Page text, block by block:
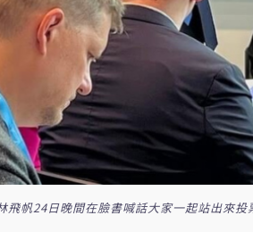
飛帆24日晚間在臉書喊話大家一起站出來